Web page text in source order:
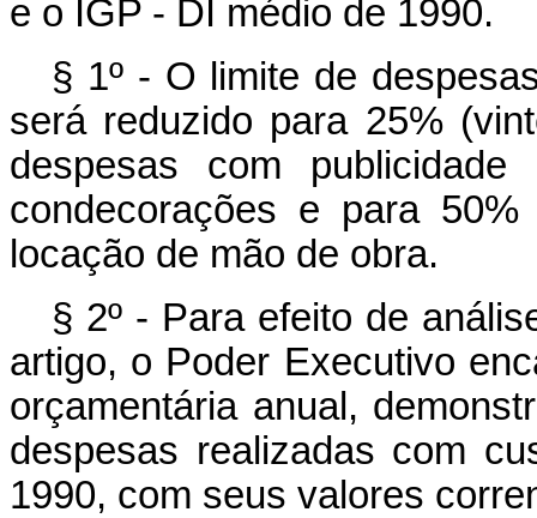
e o IGP - DI médio de 1990.
§ 1º - O limite de
será reduzido para 25%
despesas com
condecorações e para
locação de mão de obra.
§ 2º - Para efeito de
artigo, o Poder Executivo
orçamentária anual,
despesas realizadas com
1990, com seus valores